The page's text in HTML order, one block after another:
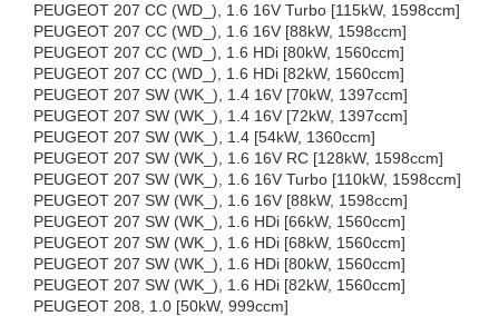
PEUGEOT 207 CC (WD_), 1.6 16V Turbo [115kW, 1598ccm]
PEUGEOT 207 CC (WD_), 1.6 16V [88kW, 1598ccm]
PEUGEOT 207 CC (WD_), 1.6 HDi [80kW, 1560ccm]
PEUGEOT 207 CC (WD_), 1.6 HDi [82kW, 1560ccm]
PEUGEOT 207 SW (WK_), 1.4 16V [70kW, 1397ccm]
PEUGEOT 207 SW (WK_), 1.4 16V [72kW, 1397ccm]
PEUGEOT 207 SW (WK_), 1.4 [54kW, 1360ccm]
PEUGEOT 207 SW (WK_), 1.6 16V RC [128kW, 1598ccm]
PEUGEOT 207 SW (WK_), 1.6 16V Turbo [110kW, 1598ccm]
PEUGEOT 207 SW (WK_), 1.6 16V [88kW, 1598ccm]
PEUGEOT 207 SW (WK_), 1.6 HDi [66kW, 1560ccm]
PEUGEOT 207 SW (WK_), 1.6 HDi [68kW, 1560ccm]
PEUGEOT 207 SW (WK_), 1.6 HDi [80kW, 1560ccm]
PEUGEOT 207 SW (WK_), 1.6 HDi [82kW, 1560ccm]
PEUGEOT 208, 1.0 [50kW, 999ccm]